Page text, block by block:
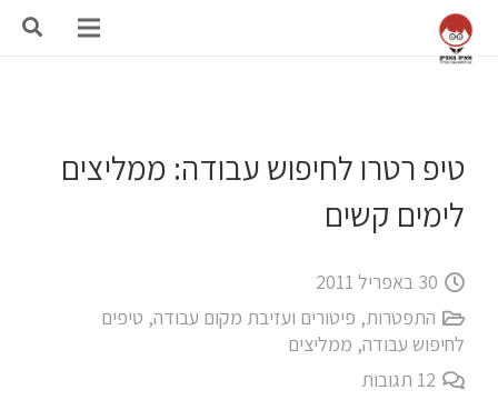
טיפ רטרו לחיפוש עבודה: ממליצים
לימים קשים
30 באפריל 2011
התפטרות, פיטורים ועזיבת מקום עבודה, טיפים
לחיפוש עבודה, ממליצים
12 תגובות